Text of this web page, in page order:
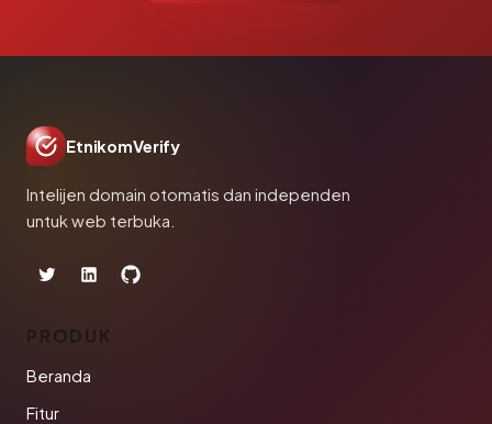
EtnikomVerify
Intelijen domain otomatis dan independen
untuk web terbuka.
PRODUK
Beranda
Fitur